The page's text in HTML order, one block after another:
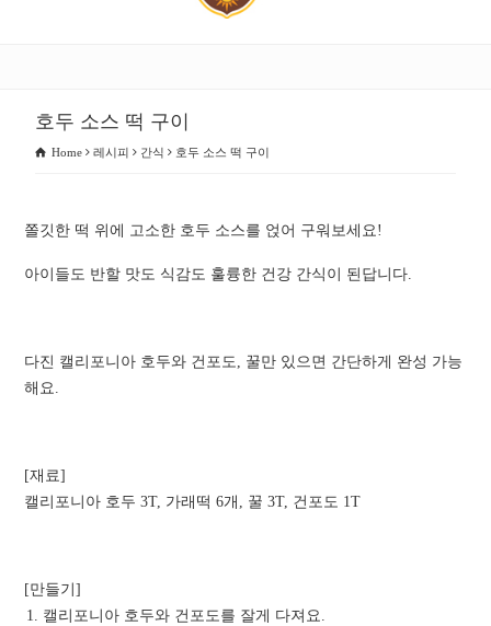
호두 소스 떡 구이
Home 레시피 간식 호두 소스 떡 구이
쫄깃한 떡 위에 고소한 호두 소스를 얹어 구워보세요!
아이들도 반할 맛도 식감도 훌륭한 건강 간식이 된답니다.
다진 캘리포니아 호두와 건포도, 꿀만 있으면 간단하게 완성 가능
해요.
[재료]
캘리포니아 호두 3T, 가래떡 6개, 꿀 3T, 건포도 1T
[만들기]
캘리포니아 호두와 건포도를 잘게 다져요.